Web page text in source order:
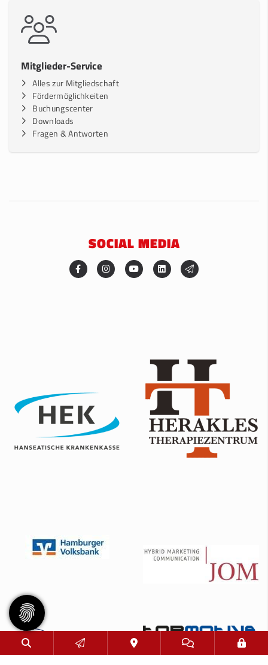
Mitglieder-Service
Alles zur Mitgliedschaft
Fördermöglichkeiten
Buchungscenter
Downloads
Fragen & Antworten
SOCIAL MEDIA